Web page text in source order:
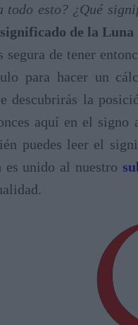
todo esto? ¿Qué
de la
segura de tener
para hacer un
descubrirás la
aquí en el
puedes leer el
unido al nuestro